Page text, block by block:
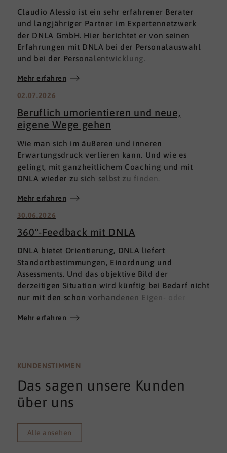
Claudio Alessio ist ein sehr erfahrener Berater
und langjähriger Partner im Expertennetzwerk
der DNLA GmbH. Hier berichtet er von seinen
Erfahrungen mit DNLA bei der Personalauswahl
und bei der Personalentwicklung.
Mehr erfahren
02.07.2026
Beruflich umorientieren und neue,
eigene Wege gehen
Wie man sich im äußeren und inneren
Erwartungsdruck verlieren kann. Und wie es
gelingt, mit ganzheitlichem Coaching und mit
DNLA wieder zu sich selbst zu finden.
Mehr erfahren
30.06.2026
360°-Feedback mit DNLA
DNLA bietet Orientierung, DNLA liefert
Standortbestimmungen, Einordnung und
Assessments. Und das objektive Bild der
derzeitigen Situation wird künftig bei Bedarf nicht
nur mit den schon vorhandenen Eigen- oder
umfassenden 360°-Feedback.
Mehr erfahren
KUNDENSTIMMEN
Das sagen unsere Kunden
über uns
Alle ansehen